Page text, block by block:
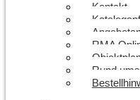
Kontakt
RMA
Rund